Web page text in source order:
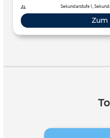
Sekundarstufe I,
Zum